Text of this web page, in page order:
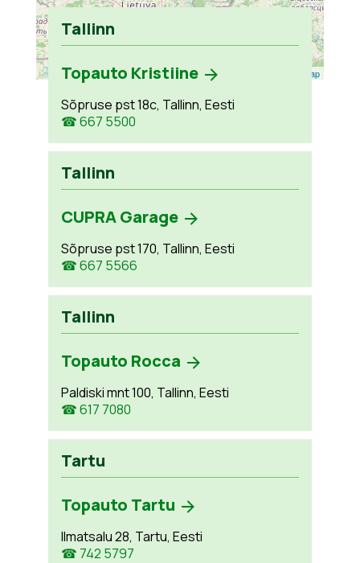
Leaflet OpenStreetMap
Tallinn
Topauto Kristiine
Sõpruse pst 18c, Tallinn, Eesti
☎ 667 5500
Tallinn
CUPRA Garage
Sõpruse pst 170, Tallinn, Eesti
☎ 667 5566
Tallinn
Topauto Rocca
Paldiski mnt 100, Tallinn, Eesti
☎ 617 7080
Tartu
Topauto Tartu
Ilmatsalu 28, Tartu, Eesti
☎ 742 5797